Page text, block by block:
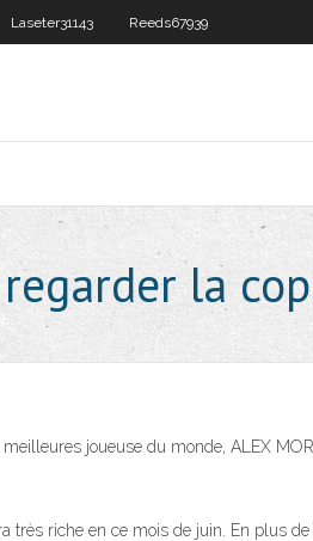
Laseter31143 Reeds67939
la
meilleures joueuse du monde, ALEX
très riche en ce mois de juin. En plus